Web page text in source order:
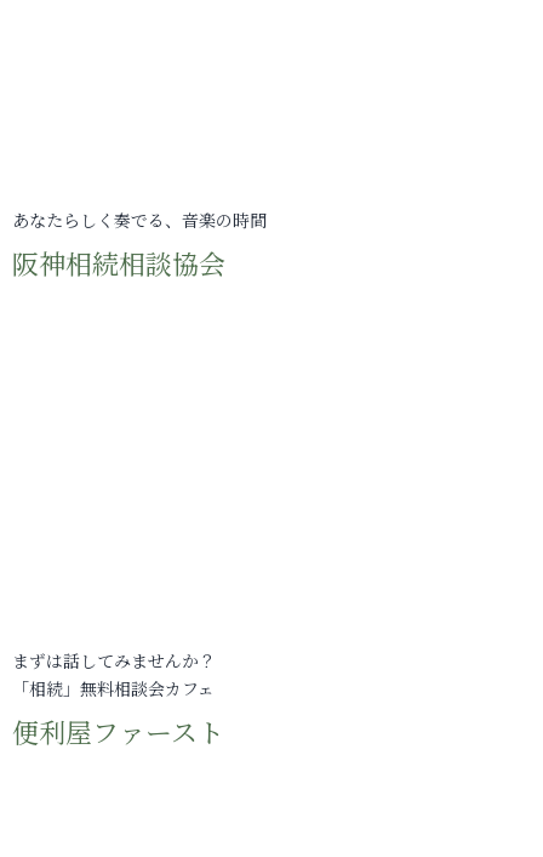
あなたらしく奏でる、音楽の時間
阪神相続相談協会
まずは話してみませんか？
「相続」無料相談会カフェ
便利屋ファースト